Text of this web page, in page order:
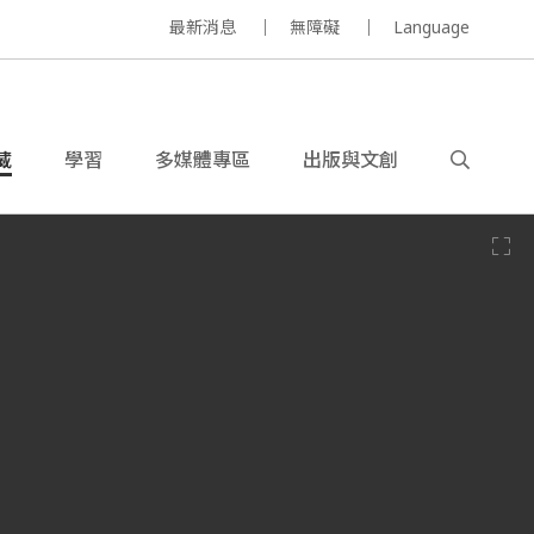
最新消息 無障礙 Language
學習 多媒體專區 出版與文創